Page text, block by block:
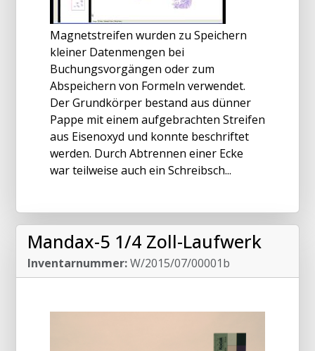
Magnetstreifen wurden zu Speichern
kleiner Datenmengen bei
Buchungsvorgängen oder zum
Abspeichern von Formeln verwendet.
Der Grundkörper bestand aus dünner
Pappe mit einem aufgebrachten Streifen
aus Eisenoxyd und konnte beschriftet
werden. Durch Abtrennen einer Ecke
war teilweise auch ein Schreibsch...
Mandax-5 1/4 Zoll-Laufwerk
Inventarnummer:W/2015/07/00001b